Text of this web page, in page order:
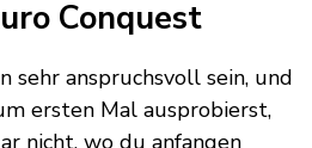
Conquest
sehr anspruchsvoll sein, und
ersten Mal ausprobierst,
nicht, wo du anfangen